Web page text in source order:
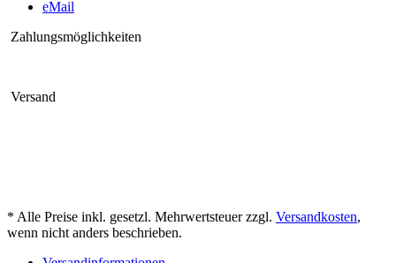
eMail
Zahlungsmöglichkeiten
Versand
* Alle Preise inkl. gesetzl. Mehrwertsteuer zzgl. Versandkosten,
wenn nicht anders beschrieben.